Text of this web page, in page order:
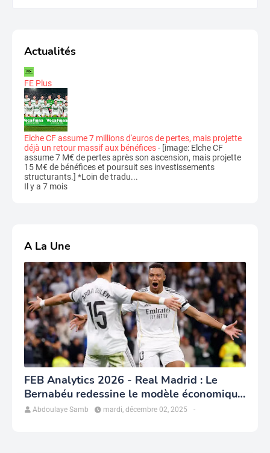
Actualités
FE Plus
Elche CF assume 7 millions d'euros de pertes, mais projette
déjà un retour massif aux bénéfices- [image: Elche CF
assume 7 M€ de pertes après son ascension, mais projette
15 M€ de bénéfices et poursuit ses investissements
structurants.] *Loin de tradu...
Il y a 7 mois
A La Une
FEB Analytics 2026 - Real Madrid : Le
Bernabéu redessine le modèle économique
du club
Abdoulaye Samb -
mardi, décembre 02, 2025